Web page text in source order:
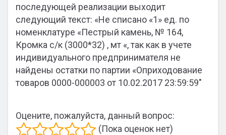
последующей реализации выходит
следующий текст: «Не списано «1» ед. по
номенклатуре «Пестрый камень, № 164,
Кромка с/к (3000*32) , мт «, так как в учете
индивидуального предпринимателя не
найдены остатки по партии «Оприходование
товаров 0000-000003 от 10.02.2017 23:59:59″
Оцените, пожалуйста, данный вопрос:
(Пока оценок нет)